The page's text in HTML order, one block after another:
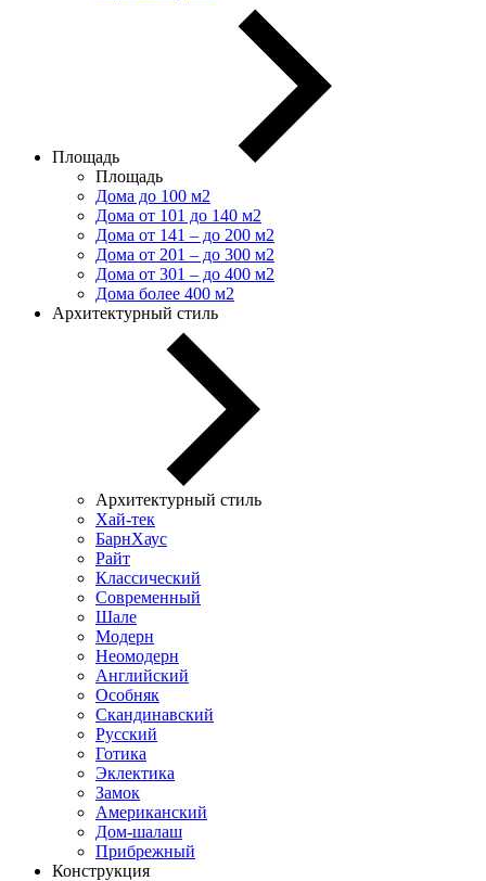
Площадь
Площадь
Дома до 100 м2
Дома от 101 до 140 м2
Дома от 141 – до 200 м2
Дома от 201 – до 300 м2
Дома от 301 – до 400 м2
Дома более 400 м2
Архитектурный стиль
Архитектурный стиль
Хай-тек
БарнХаус
Райт
Классический
Современный
Шале
Модерн
Неомодерн
Английский
Особняк
Скандинавский
Русский
Готика
Эклектика
Замок
Американский
Дом-шалаш
Прибрежный
Конструкция